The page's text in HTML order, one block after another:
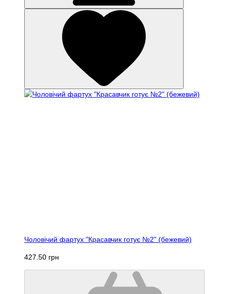
Чоловічий фартух "Красавчик готує №2" (бежевий)
427.50 грн